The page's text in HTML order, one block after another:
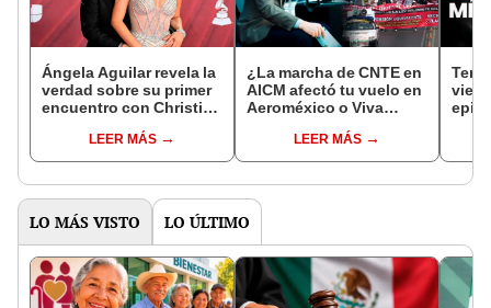
Ángela Aguilar revela la
verdad sobre su primer
encuentro con Christian
los 13 añosLEER MÁS
¿La marcha de CNTE en
AICM afectó tu vuelo en
Aeroméxico o Viva
medidas que tomaron
para ayudar a los
LEER MÁS
LO MÁS VISTO LO ÚLTIMO